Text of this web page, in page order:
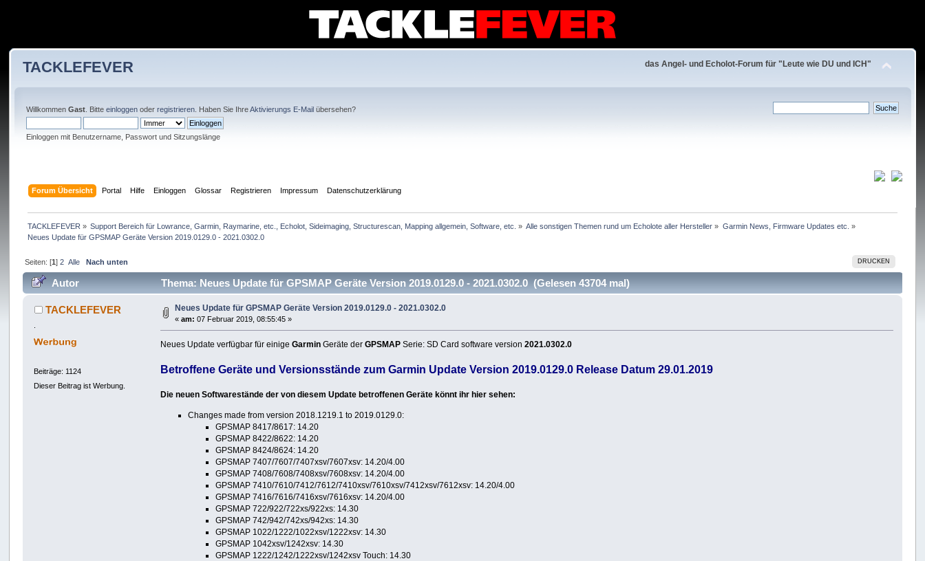
TACKLEFEVER das Angel- und Echolot-Forum für "Leute wie DU und ICH"
WillkommenGast . Bitteeinloggen oderregistrieren . Haben Sie IhreAktivierungs E-Mail übersehen?
Einloggen mit Benutzername, Passwort und Sitzungslänge
Forum Übersicht Portal Hilfe Einloggen Glossar Registrieren Impressum Datenschutzerklärung
TACKLEFEVER » Support Bereich für Lowrance, Garmin, Raymarine, etc., Echolot, Sideimaging, Structurescan, Mapping allgemein, Software, etc. » Alle sonstigen Themen rund um Echolote aller Hersteller » Garmin News, Firmware Updates etc. »
Neues Update für GPSMAP Geräte Version 2019.0129.0 - 2021.0302.0
DRUCKEN
Seiten: [1] 2 Alle Nach unten
Autor Thema: Neues Update für GPSMAP Geräte Version 2019.0129.0 - 2021.0302.0 (Gelesen 43704 mal)
TACKLEFEVER
Beiträge: 1124
Dieser Beitrag ist Werbung.
Neues Update für GPSMAP Geräte Version 2019.0129.0 - 2021.0302.0
«am: 07 Februar 2019, 08:55:45 »
Neues Update verfügbar für einigeGarmin Geräte derGPSMAPSerie: SD Card software version2021.0302.0
Betroffene Geräte und Versionsstände zum Garmin Update Version 2019.0129.0 Release Datum 29.01.2019
Die neuen Softwarestände der von diesem Update betroffenen Geräte könnt ihr hier sehen:
Changes made from version 2018.1219.1 to 2019.0129.0:
GPSMAP 8417/8617: 14.20
GPSMAP 8422/8622: 14.20
GPSMAP 8424/8624: 14.20
GPSMAP 7407/7607/7407xsv/7607xsv: 14.20/4.00
GPSMAP 7408/7608/7408xsv/7608xsv: 14.20/4.00
GPSMAP 7410/7610/7412/7612/7410xsv/7610xsv/7412xsv/7612xsv: 14.20/4.00
GPSMAP 7416/7616/7416xsv/7616xsv: 14.20/4.00
GPSMAP 722/922/722xs/922xs: 14.30
GPSMAP 742/942/742xs/942xs: 14.30
GPSMAP 1022/1222/1022xsv/1222xsv: 14.30
GPSMAP 1042xsv/1242xsv: 14.30
GPSMAP 1222/1242/1222xsv/1242xsv Touch: 14.30